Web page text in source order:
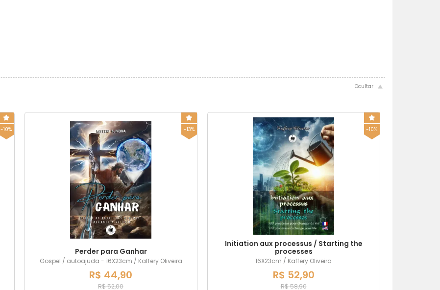
-10% -13%
Perder para Ganhar
Gospel / autoajuda - 16X23cm / Kaffery Oliveira
R$ 44,90
R$ 52,00
-10%
Initiation aux processus / Starting the
processes
16X23cm / Kaffery Oliveira
R$ 52,90
R$ 58,90